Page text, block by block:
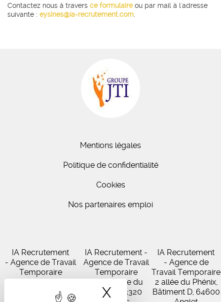
X Masquer le
Contactez nous à travers ce formulaireou par mail à l'adresse
suivante : eysines@ia-recrutement.com.
Mentions légales
Politique de confidentialité
Cookies
Nos partenaires emploi
IA Recrutement
- Agence de Travail
Temporaire
Virecourt, 33370
IA Recrutement -
Agence de Travail
Temporaire
102 Avenue du
Médoc, 33320
IA Recrutement
- Agence de
Travail Temporaire
2 allée du Phénix,
Bâtiment D, 64600